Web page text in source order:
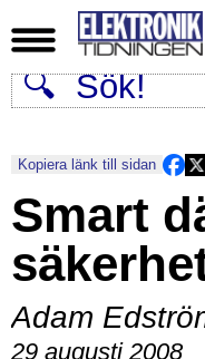
Kopiera länk till sidan
Smart
Adam
29 augusti 2008